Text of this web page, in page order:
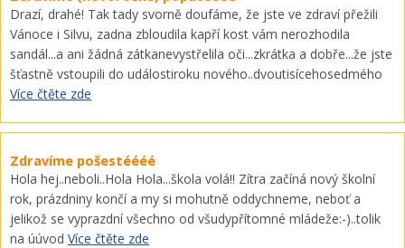
Drazí, drahé! Tak tady svorně doufáme, že jste ve zdraví přežili
Vánoce i Silvu, zadna zbloudila kapří kost vám nerozhodila
sandál...a ani žádná zátkanevystřelila oči...zkrátka a dobře...že jste
šťastně vstoupili do událostiroku nového..dvoutisícehosedmého
Více čtěte zde
Zdravíme pošestéééé
Hola hej..neboli..Hola Hola...škola volá!! Zítra začíná nový školní
rok, prázdniny končí a my si mohutně oddychneme, neboť a
jelikož se vyprazdní všechno od všudypřítomné mládeže:-)..tolik
na úúvod Více čtěte zde